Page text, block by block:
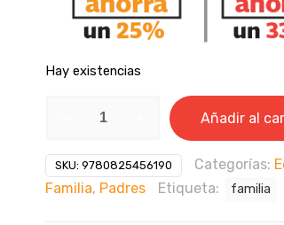
Hay existencias
lenguaje
de
las
Añadir al
SKU: 9780825456190 Categorías:
Familia, Padres Etiqueta: familia